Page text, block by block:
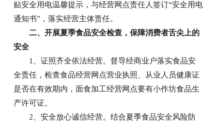
贴安全用电温馨提示，与经营网点责任人签订“安全用电
通知书”，落实经营主体责任。
二、开展夏季食品安全检查，保障消费者舌尖上的
安全
1、证照齐全依法经营。督导经商业户落实食品安
全责任，检查食品经营网点营业执照、从业人员健康证
是否在有效期内，面食加工经营网点要有小作坊食品生
产许可证。
2、安全放心诚信经营。结合夏季食品安全风险防